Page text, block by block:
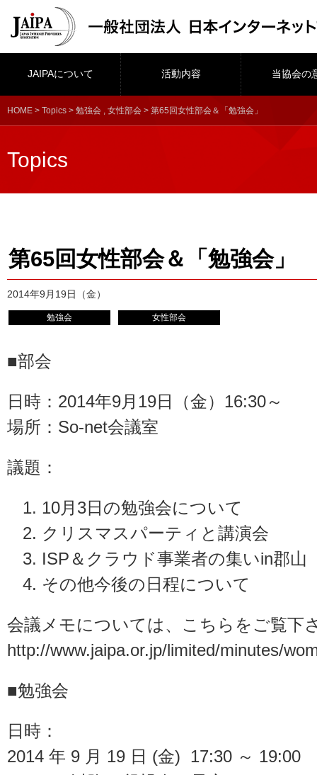
JAIPAについて 活動内容 当協会の
HOME > Topics > 勉強会 , 女性部会 > 第65回女性部会＆「勉強会」
Topics
第65回女性部会＆「勉強会」
2014年9月19日（金）
勉強会 女性部会
■部会
日時：2014年9月19日（金）16:30～
場所：So-net会議室
議題：
10月3日の勉強会について
クリスマスパーティと講演会
ISP＆クラウド事業者の集いin郡山
その他今後の日程について
会議メモについては、こちらをご覧下
http://www.jaipa.or.jp/limited/minutes/
■勉強会
日時：
2014 年 9 月 19 日 (金) 17:30 ～ 19:00